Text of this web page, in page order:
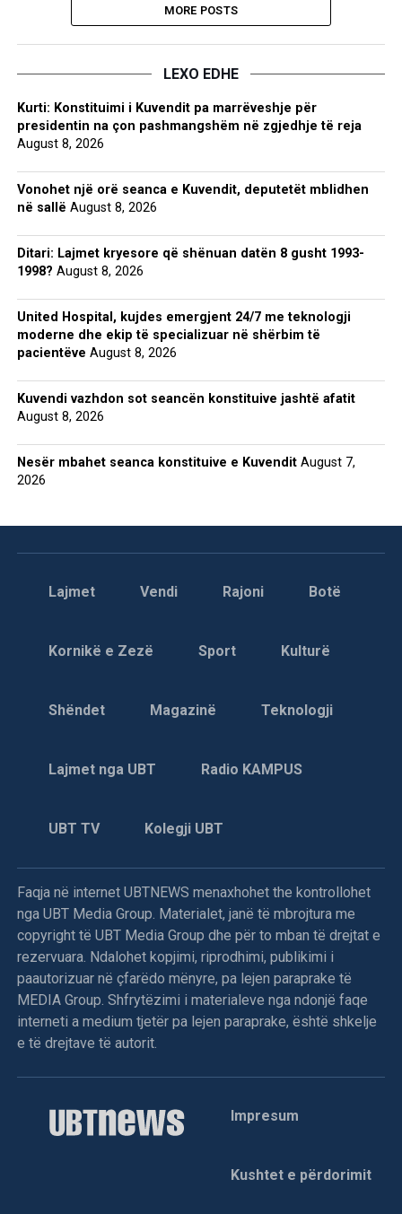
MORE POSTS
LEXO EDHE
Kurti: Konstituimi i Kuvendit pa marrëveshje për
presidentin na çon pashmangshëm në zgjedhje të reja
August 8, 2026
Vonohet një orë seanca e Kuvendit, deputetët mblidhen
në sallë August 8, 2026
Ditari: Lajmet kryesore që shënuan datën 8 gusht 1993-
1998? August 8, 2026
United Hospital, kujdes emergjent 24/7 me teknologji
moderne dhe ekip të specializuar në shërbim të
pacientëve August 8, 2026
Kuvendi vazhdon sot seancën konstituive jashtë afatit
August 8, 2026
Nesër mbahet seanca konstituive e Kuvendit August 7,
2026
Lajmet Vendi Rajoni Botë
Kornikë e Zezë Sport Kulturë
Shëndet Magazinë Teknologji
Lajmet nga UBT Radio KAMPUS
UBT TV Kolegji UBT
Faqja në internet UBTNEWS menaxhohet the kontrollohet
nga UBT Media Group. Materialet, janë të mbrojtura me
copyright të UBT Media Group dhe për to mban të drejtat e
rezervuara. Ndalohet kopjimi, riprodhimi, publikimi i
paautorizuar në çfarëdo mënyre, pa lejen paraprake të
MEDIA Group. Shfrytëzimi i materialeve nga ndonjë faqe
interneti a medium tjetër pa lejen paraprake, është shkelje
e të drejtave të autorit.
Impresum
Kushtet e përdorimit